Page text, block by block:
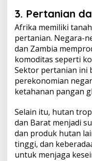
3. Pertanian
Afrika memiliki
pertanian. Negara-
dan Zambia
komoditas seperti
Sektor pertanian ini
perekonomian
ketahanan pangan
Selain itu, hutan
dan Barat menjadi
dan produk hutan
tinggi, dan
untuk menjaga